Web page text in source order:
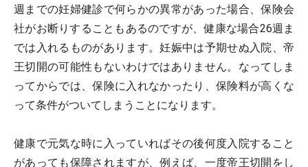
週までの妊婦健診で何らかの異常があった場合、保険会
社がお断りすることもあるのですが、健康な場合26週ま
では入れるものがあります。妊娠中は予期せぬ入院、帝
王切開の可能性もないわけではありません。なってしま
ってからでは、保険に入れなかったり、保険料が高くな
って条件がついてしまうことになります。
健康で元気な時に入っていればその後何度入院すること
があっても保障されますが、例えば、一度帝王切開をし